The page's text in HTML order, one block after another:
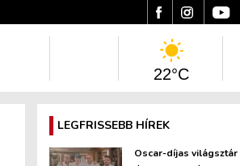
22°C
LEGFRISSEBB HÍREK
Oscar-díjas világsztár